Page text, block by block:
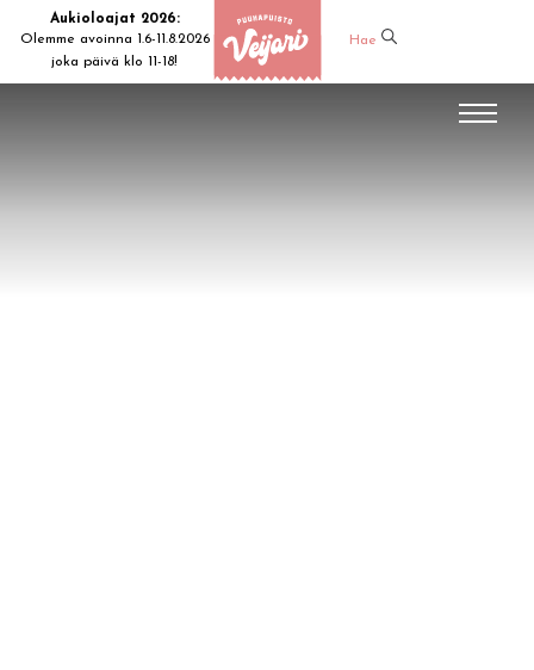
Aukioloajat 2026:
Olemme avoinna 1.6-11.8.2026
joka päivä klo 11-18!
Hae